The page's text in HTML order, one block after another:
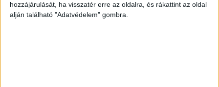
hozzájárulását, ha visszatér erre az oldalra, és rákattint az oldal
alján található "Adatvédelem" gombra.
konténeriskolához építsenek aszfaltozott utat. A
térség fideszes országgyűlési képviselője Szűcs